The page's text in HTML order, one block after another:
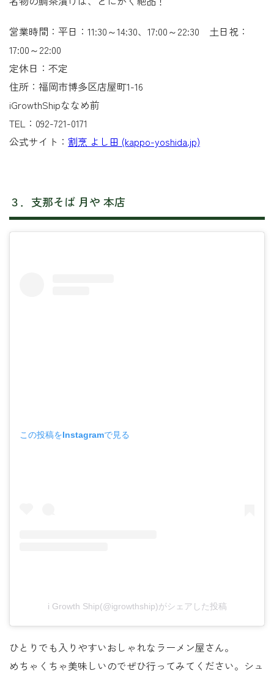
営業時間：平日：11:30～14:30、17:00～22:30 土日祝：
17:00～22:00
定休日：不定
住所：福岡市博多区店屋町1-16
iGrowthShipななめ前
TEL：092-721-0171
公式サイト： 割烹 よし田 (kappo-yoshida.jp)
３．支那そば 月や 本店
この投稿をInstagramで見る
i Growth Ship(@igrowthship)がシェアした投稿
ひとりでも入りやすいおしゃれなラーメン屋さん。
めちゃくちゃ美味しいのでぜひ行ってみてください。シュ